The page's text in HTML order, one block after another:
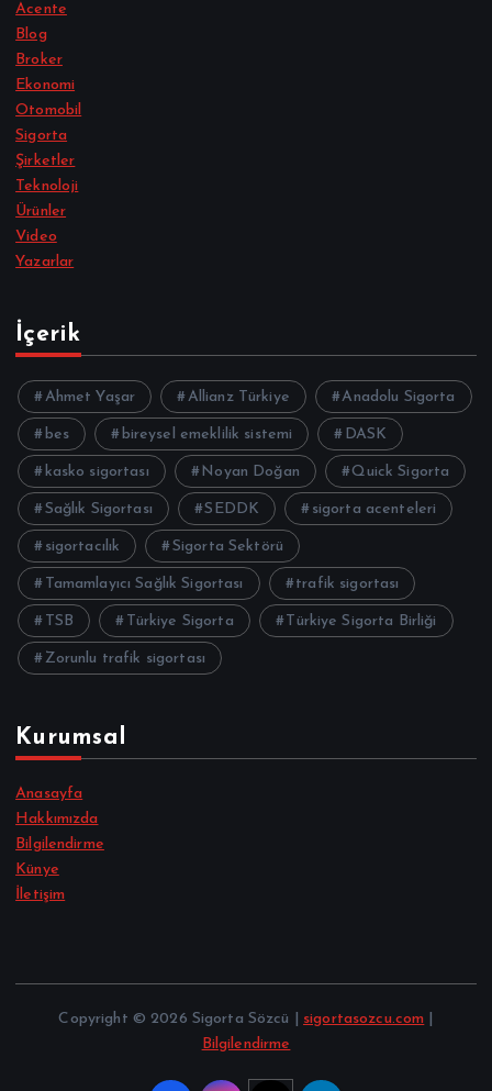
Acente
Blog
Broker
Ekonomi
Otomobil
Sigorta
Şirketler
Teknoloji
Ürünler
Video
Yazarlar
İçerik
Ahmet Yaşar Allianz Türkiye Anadolu Sigorta
bes bireysel emeklilik sistemi DASK
kasko sigortası Noyan Doğan Quick Sigorta
Sağlık Sigortası SEDDK sigorta acenteleri
sigortacılık Sigorta Sektörü
Tamamlayıcı Sağlık Sigortası trafik sigortası
TSB Türkiye Sigorta Türkiye Sigorta Birliği
Zorunlu trafik sigortası
Kurumsal
Anasayfa
Hakkımızda
Bilgilendirme
Künye
İletişim
Copyright © 2026 Sigorta Sözcü | sigortasozcu.com
Bilgilendirme